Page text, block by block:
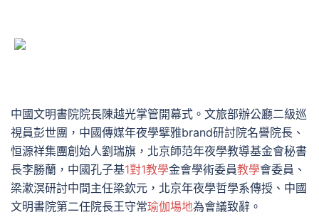
中國文明書院院長陳越光掌管開幕式。文旅部辦公廳二級巡
視員彭世團，中國傳媒年夜學擘雅brand研討院名譽院長、
恒源祥集團創始人劉瑞旗，北京師范年夜學教導基金會秘書
長李勝蘭，中國孔子基1對1教學金會學術委員教學會委員、
梁漱溟研討中間主任梁欽元，北京年夜學哲學系傳授、中國
文明書院第二任院長王守常瑜伽場地為會議致辭。